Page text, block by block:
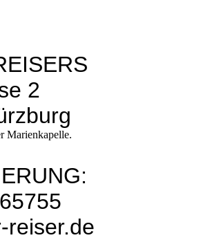
2
Marienkapelle.
reiser.de